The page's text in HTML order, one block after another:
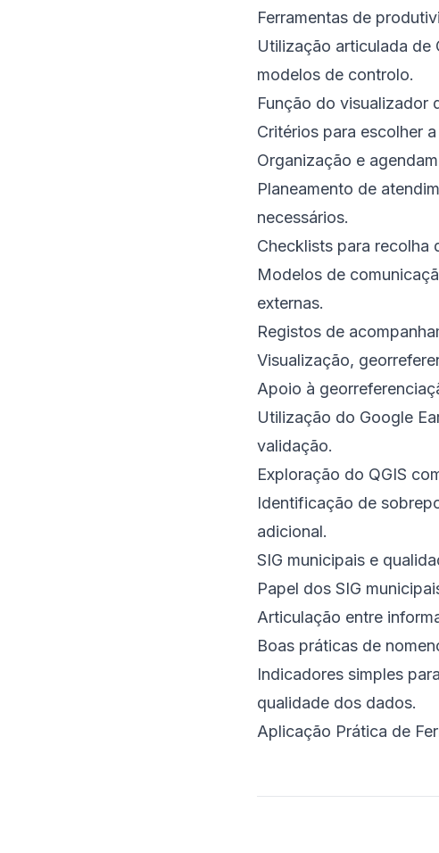
Ferramentas de
Utilização articulada de
modelos de controlo.
Função do visualizador
Critérios para escolher
Organização e
Planeamento de
necessários.
Checklists para recolha
Modelos de
externas.
Registos de
Visualização,
Apoio à
Utilização do Google
validação.
Exploração do QGIS
Identificação de
adicional.
SIG municipais e
Papel dos SIG
Articulação entre
Boas práticas de
Indicadores simples
qualidade dos dados.
Aplicação Prática de